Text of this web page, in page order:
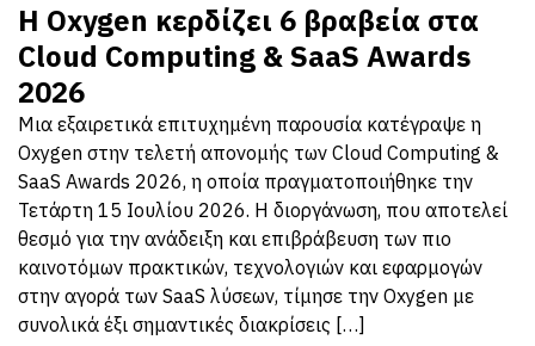
Η Oxygen κερδίζει 6 βραβεία στα
Cloud Computing & SaaS Awards
2026
Μια εξαιρετικά επιτυχημένη παρουσία κατέγραψε η
Oxygen στην τελετή απονομής των Cloud Computing &
SaaS Awards 2026, η οποία πραγματοποιήθηκε την
Τετάρτη 15 Ιουλίου 2026. Η διοργάνωση, που αποτελεί
θεσμό για την ανάδειξη και επιβράβευση των πιο
καινοτόμων πρακτικών, τεχνολογιών και εφαρμογών
στην αγορά των SaaS λύσεων, τίμησε την Oxygen με
συνολικά έξι σημαντικές διακρίσεις […]